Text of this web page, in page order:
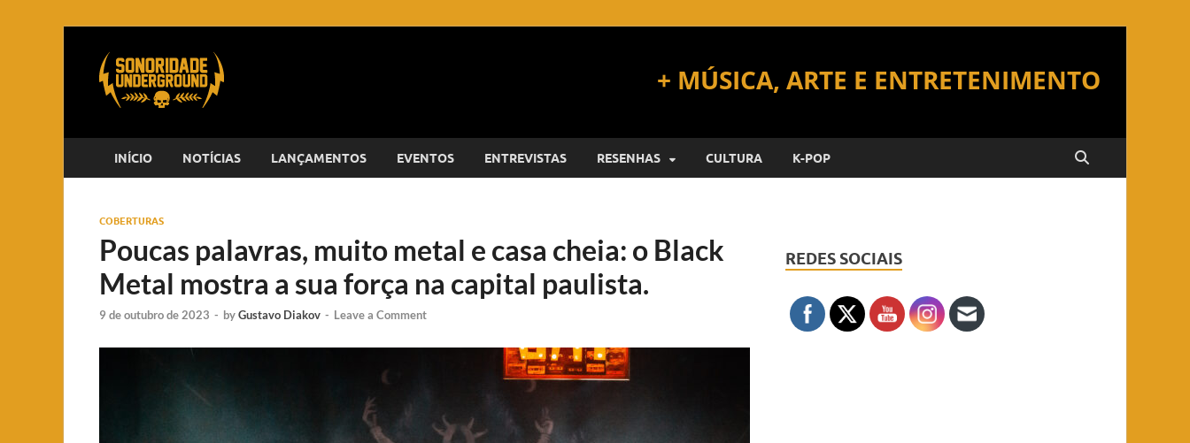
INÍCIO NOTÍCIAS LANÇAMENTOS EVENTOS ENTREVISTAS RESENHAS CULTURA K-POP
COBERTURAS
Poucas palavras, muito metal e casa cheia: o Black
Metal mostra a sua força na capital paulista.
9 de outubro de 2023 - byGustavo Diakov - Leave a Comment
REDES SOCIAIS